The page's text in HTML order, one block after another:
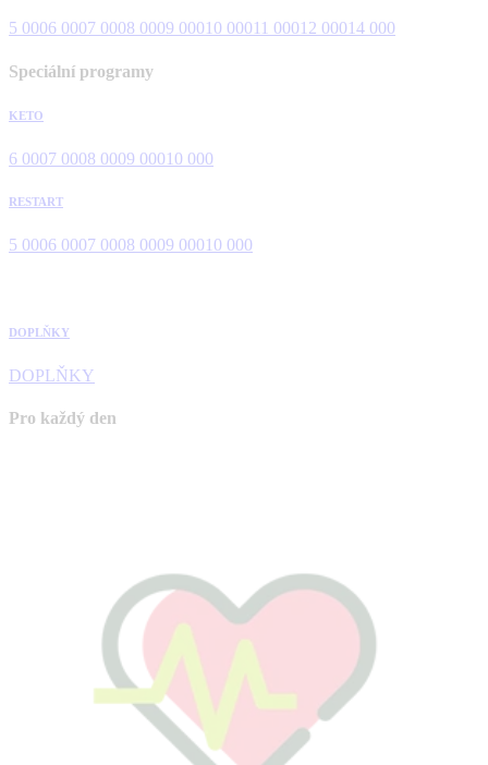
5 0006 0007 0008 0009 00010 00011 00012 00014 000
Speciální programy
KETO
6 0007 0008 0009 00010 000
RESTART
5 0006 0007 0008 0009 00010 000
DOPLŇKY
DOPLŇKY
Pro každý den